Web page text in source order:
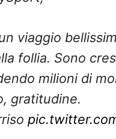
viaggio
follia. Sono
milioni di
gratitudine.